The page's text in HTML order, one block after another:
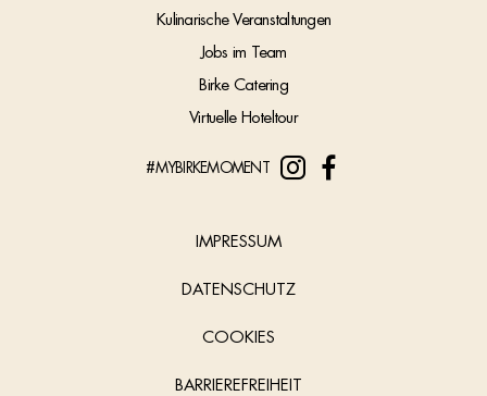
Kulinarische Veranstaltungen
Jobs im Team
Birke Catering
Virtuelle Hoteltour
#MYBIRKEMOMENT
IMPRESSUM
DATENSCHUTZ
COOKIES
BARRIEREFREIHEIT